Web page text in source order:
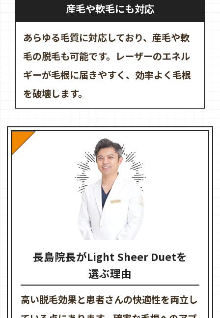
産毛や軟毛にも対応
あらゆる毛質に対応しており、産毛や軟
毛の脱毛も可能です。レーザーのエネル
ギーが毛根に届きやすく、効率よく毛根
を破壊します。
長島院長がLight Sheer Duetを
選ぶ理由
高い脱毛効果と患者さんの快適性を両立し